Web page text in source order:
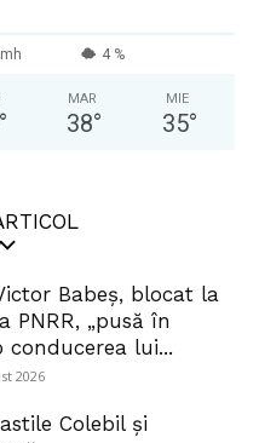
4 %
MAR
38°
MIE
35°
Babeș, blocat la
PNRR, „pusă în
conducerea lui...
2026
Colebil și